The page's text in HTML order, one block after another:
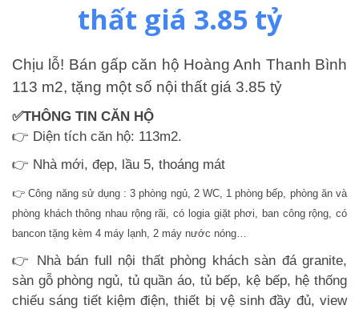
thất giá 3.85 tỷ
Chịu lỗ! Bán gấp căn hộ Hoàng Anh Thanh Bình
113 m2, tặng một số nội thất giá 3.85 tỷ
✅THÔNG TIN CĂN HỘ
👉 Diện tích căn hộ: 113m2.
👉 Nhà mới, đẹp, lầu 5, thoáng mát
👉 Công năng sử dụng : 3 phòng ngủ, 2 WC, 1 phòng bếp, phòng ăn và
phòng khách thông nhau rộng rãi, có logia giặt phơi, ban công rộng, có
bancon tặng kèm 4 máy lạnh, 2 máy nước nóng…
👉 Nhà bán full nội thất phòng khách sàn đá granite,
sàn gỗ phòng ngủ, tủ quần áo, tủ bếp, kệ bếp, hệ thống
chiếu sáng tiết kiệm điện, thiết bị vệ sinh đầy đủ, view